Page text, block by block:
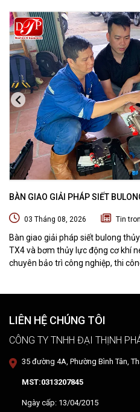
BÀN GIAO GIẢI PHÁP SIẾT
03 Tháng 08, 2026 Tin
Bàn giao giải pháp siết bulong
TX4 và bơm thủy lực động cơ khí
chuyên bảo trì công nghiệp, thi
LIÊN HỆ CHÚNG TÔI
CÔNG TY TNHH ĐẠI THỊNH
35 đường 4A, Phường Bình Tân,
MST:0313207845
Ngày cấp: 13/04/2015